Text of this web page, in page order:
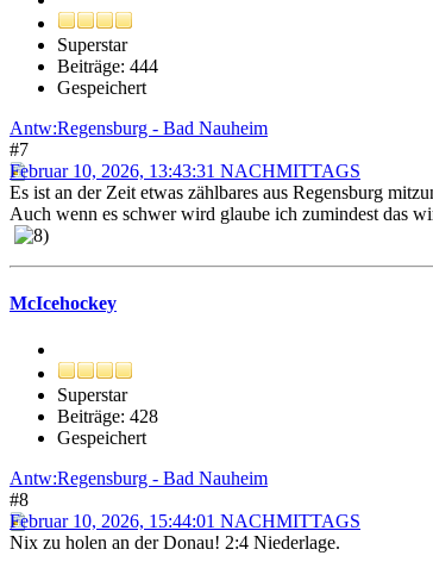
Superstar
Beiträge: 444
Gespeichert
Antw:Regensburg - Bad Nauheim
#7
Februar 10, 2026, 13:43:31 NACHMITTAGS
Es ist an der Zeit etwas zählbares aus Regensburg
Auch wenn es schwer wird glaube ich zumindest das
McIcehockey
Superstar
Beiträge: 428
Gespeichert
Antw:Regensburg - Bad Nauheim
#8
Februar 10, 2026, 15:44:01 NACHMITTAGS
Nix zu holen an der Donau! 2:4 Niederlage.